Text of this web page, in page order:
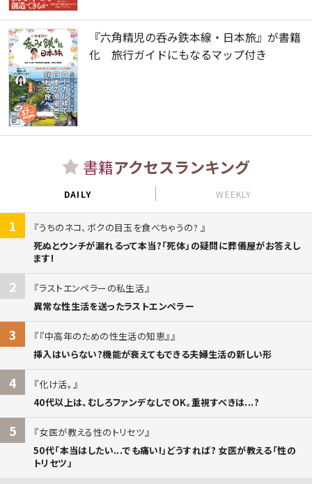
『六角精児の呑み鉄本線・日本旅』が書籍
化 旅行ガイドにもなるマップ付き
書籍アクセスランキング
DAILY WEEKLY
1
うちのネコ、ボクの目玉を食べちゃうの?
死ぬとウンチが漏れるって本当?「死体」の疑問に葬儀屋がお答えし
ます!
2
ラストエンペラーの私生活
異常な性生活を送ったラストエンペラー
3
『中高年のための性生活の知恵』
挿入はいらない?機能が衰えてもできる夫婦生活の新しい形
4
化け活。
40代以上は、むしろファンデなしでOK。重視すべきは...?
5
女医が教える性のトリセツ
50代「本当はしたい...でも痛い!」どうすれば? 女医が教える「性の
トリセツ」